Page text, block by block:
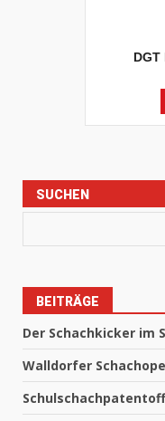
SUCHEN
BEITRÄGE
Der Schachkicker im
Walldorfer